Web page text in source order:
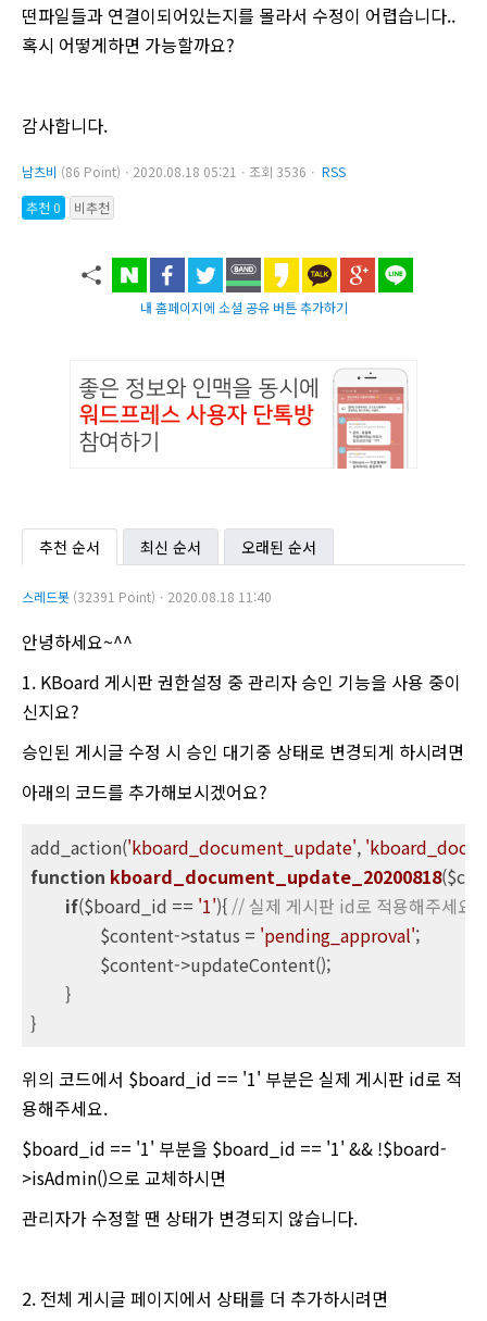
떤파일들과 연결이되어있는지를 몰라서 수정이 어렵습니다..
혹시 어떻게하면 가능할까요?
감사합니다.
남츠비 (86 Point)ㆍ2020.08.18 05:21ㆍ조회 3536ㆍ RSS
추천 0
비추천
내 홈페이지에 소셜 공유 버튼 추가하기
추천 순서 최신 순서 오래된 순서
스레드봇 (32391 Point)ㆍ2020.08.18 11:40
안녕하세요~^^
1. KBoard 게시판 권한설정 중 관리자 승인 기능을 사용 중이
신지요?
승인된 게시글 수정 시 승인 대기중 상태로 변경되게 하시려면
아래의 코드를 추가해보시겠어요?
add_action('kboard_document_update',
function kboard_document_update_20200818
if($board_id == '1'){ // 실제 게시판 id로 적용해주세요.
		$content->status =
'pending_approval';
}
위의 코드에서 $board_id == '1' 부분은 실제 게시판 id로 적
용해주세요.
$board_id == '1' 부분을 $board_id == '1' && !$board-
>isAdmin()으로 교체하시면
관리자가 수정할 땐 상태가 변경되지 않습니다.
2. 전체 게시글 페이지에서 상태를 더 추가하시려면